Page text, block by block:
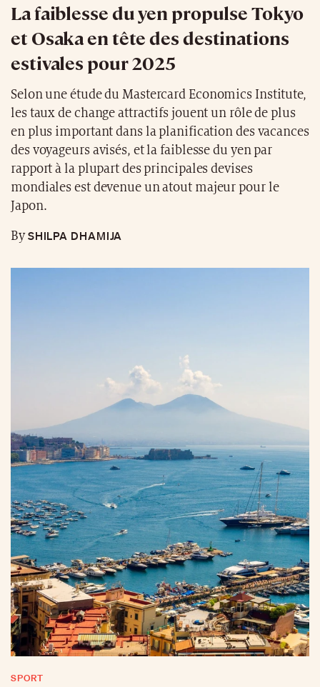
La faiblesse du yen propulse Tokyo
et Osaka en tête des destinations
estivales pour 2025
Selon une étude du Mastercard Economics Institute,
les taux de change attractifs jouent un rôle de plus
en plus important dans la planification des vacances
des voyageurs avisés, et la faiblesse du yen par
rapport à la plupart des principales devises
mondiales est devenue un atout majeur pour le
Japon.
BySHILPA DHAMIJA
SPORT